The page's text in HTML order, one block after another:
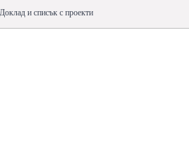
Доклад и списък с проекти